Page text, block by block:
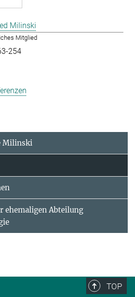
Milinski
Mitglied
254
Milinski
ehemaligen Abteilung
TOP